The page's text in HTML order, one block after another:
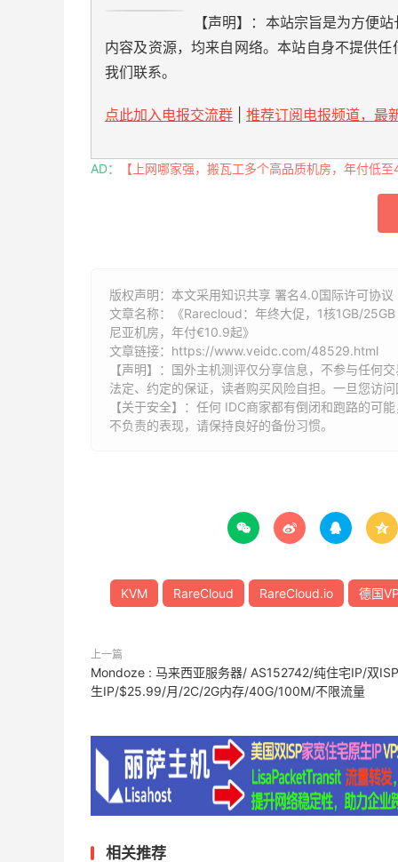
【声明】：本站宗旨是为方便
内容及资源，均来自网络。本站自身不提供
我们联系。
点此加入电报交流群 推荐订阅电报频道，最
AD： 【上网哪家强，搬瓦工多个高品质机房，年付低
版权声明：本文采用知识共享 署名4.0国际许可协
文章名称：《Rarecloud：年终大促，1核1GB/
尼亚机房，年付€10.9起》
文章链接： https://www.veidc.com/48529.html
【声明】：国外主机测评仅分享信息，不参与任何
法定、约定的保证，读者购买风险自担。一旦您访
【关于安全】：任何 IDC商家都有倒闭和跑路的可
不负责的表现，请保持良好的备份习惯。
   
KVM RareCloud RareCloud.io 德国
上一篇
Mondoze : 马来西亚服务器/ AS152742/纯住宅IP/双
生IP/$25.99/月/2C/2G内存/40G/100M/不限流量
相关推荐